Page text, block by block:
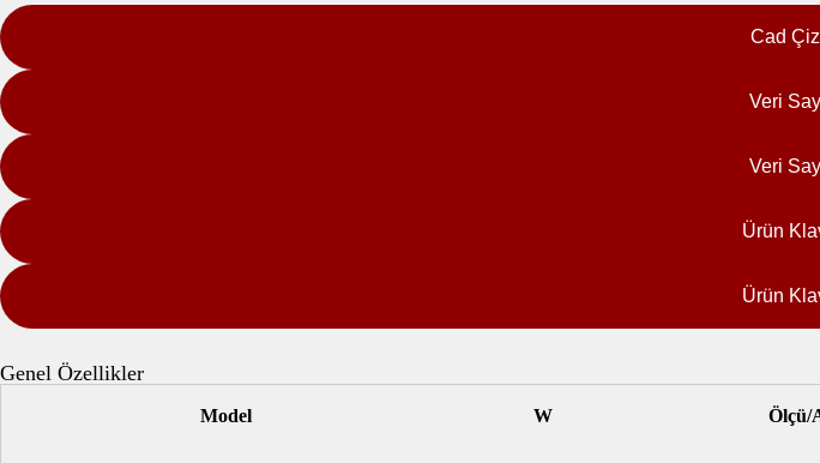
Cad
Veri
Veri
Ürün
Ürün
Genel Özellikler
Model W Ölçü/